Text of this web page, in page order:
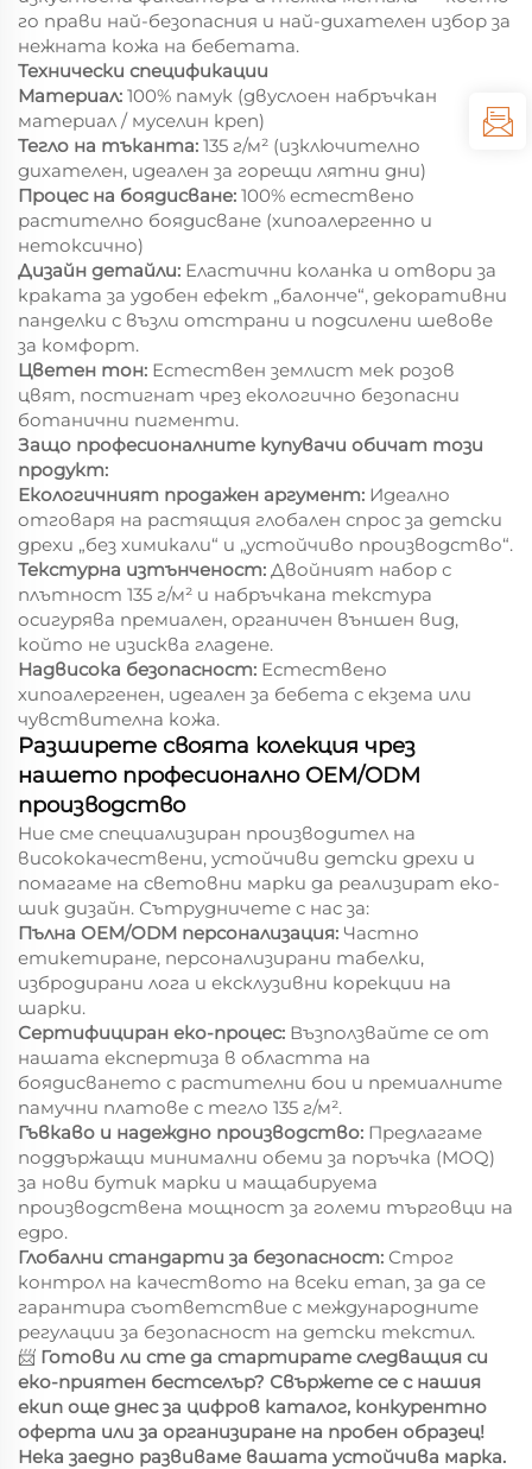
го прави най-безопасния и най-дихателен избор за
нежната кожа на бебетата.
Технически спецификации
Материал: 100% памук (двуслоен набръчкан
материал / муселин креп)
Тегло на тъканта: 135 г/м² (изключително
дихателен, идеален за горещи лятни дни)
Процес на боядисване: 100% естествено
растително боядисване (хипоалергенно и
нетоксично)
Дизайн детайли: Еластични коланка и отвори за
краката за удобен ефект „балонче“, декоративни
панделки с възли отстрани и подсилени шевове
за комфорт.
Цветен тон: Естествен землист мек розов
цвят, постигнат чрез екологично безопасни
ботанични пигменти.
Защо професионалните купувачи обичат този
продукт:
Екологичният продажен аргумент: Идеално
отговаря на растящия глобален спрос за детски
дрехи „без химикали“ и „устойчиво производство“.
Текстурна изтънченост: Двойният набор с
плътност 135 г/м² и набръчкана текстура
осигурява премиален, органичен външен вид,
който не изисква гладене.
Надвисока безопасност: Естествено
хипоалергенен, идеален за бебета с екзема или
чувствителна кожа.
Разширете своята колекция чрез
нашето професионално OEM/ODM
производство
Ние сме специализиран производител на
висококачествени, устойчиви детски дрехи и
помагаме на световни марки да реализират еко-
шик дизайн. Сътрудничете с нас за:
Пълна OEM/ODM персонализация: Частно
етикетиране, персонализирани табелки,
избродирани лога и ексклузивни корекции на
шарки.
Сертифициран еко-процес: Възползвайте се от
нашата експертиза в областта на
боядисването с растителни бои и премиалните
памучни платове с тегло 135 г/м².
Гъвкаво и надеждно производство: Предлагаме
поддържащи минимални обеми за поръчка (MOQ)
за нови бутик марки и мащабируема
производствена мощност за големи търговци на
едро.
Глобални стандарти за безопасност: Строг
контрол на качеството на всеки етап, за да се
гарантира съответствие с международните
регулации за безопасност на детски текстил.
📨 Готови ли сте да стартирате следващия си
еко-приятен бестселър? Свържете се с нашия
екип още днес за цифров каталог, конкурентно
оферта или за организиране на пробен образец!
Нека заедно развиваме вашата устойчива марка.